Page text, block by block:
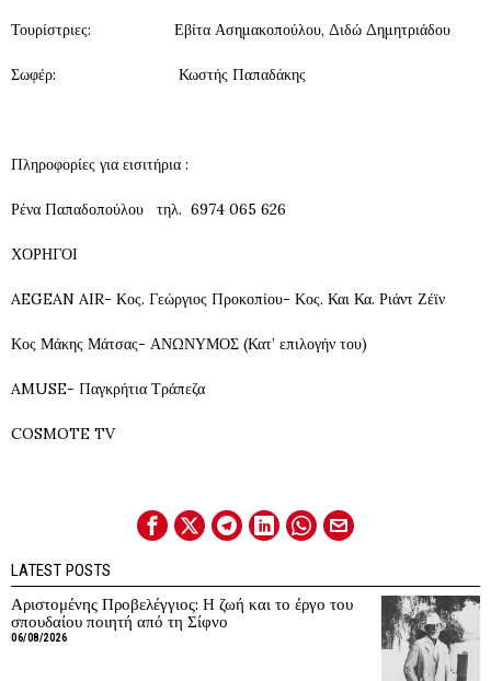
Τουρίστριες: Εβίτα Ασημακοπούλου, Διδώ Δημητριάδου
Σωφέρ: Κωστής Παπαδάκης
Πληροφορίες για εισιτήρια :
Ρένα Παπαδοπούλου τηλ. 6974 065 626
ΧΟΡΗΓΟΙ
AEGEAN AIR- Κος. Γεώργιος Προκοπίου- Κος. Και Κα. Ριάντ Ζέϊν
Κος Μάκης Μάτσας- ΑΝΩΝΥΜΟΣ (Κατ’ επιλογήν του)
AMUSE- Παγκρήτια Τράπεζα
COSMOTE TV
LATEST POSTS
Αριστομένης Προβελέγγιος: Η ζωή και το έργο του
σπουδαίου ποιητή από τη Σίφνο
06/08/2026